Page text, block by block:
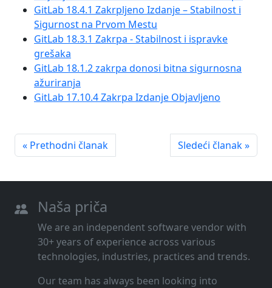
GitLab 18.4.1 Zakrpljeno Izdanje – Stabilnost i
Sigurnost na Prvom Mestu
GitLab 18.3.1 Zakrpa - Stabilnost i ispravke
grešaka
GitLab 18.1.2 zakrpa donosi bitna sigurnosna
ažuriranja
GitLab 17.10.4 Zakrpa Izdanje Objavljeno
« Prethodni članak Sledeći članak »
Naša priča
We are an independent software vendor with
30+ years of experience across various
technologies, industries, practices and trends.
Our team has always been looking into